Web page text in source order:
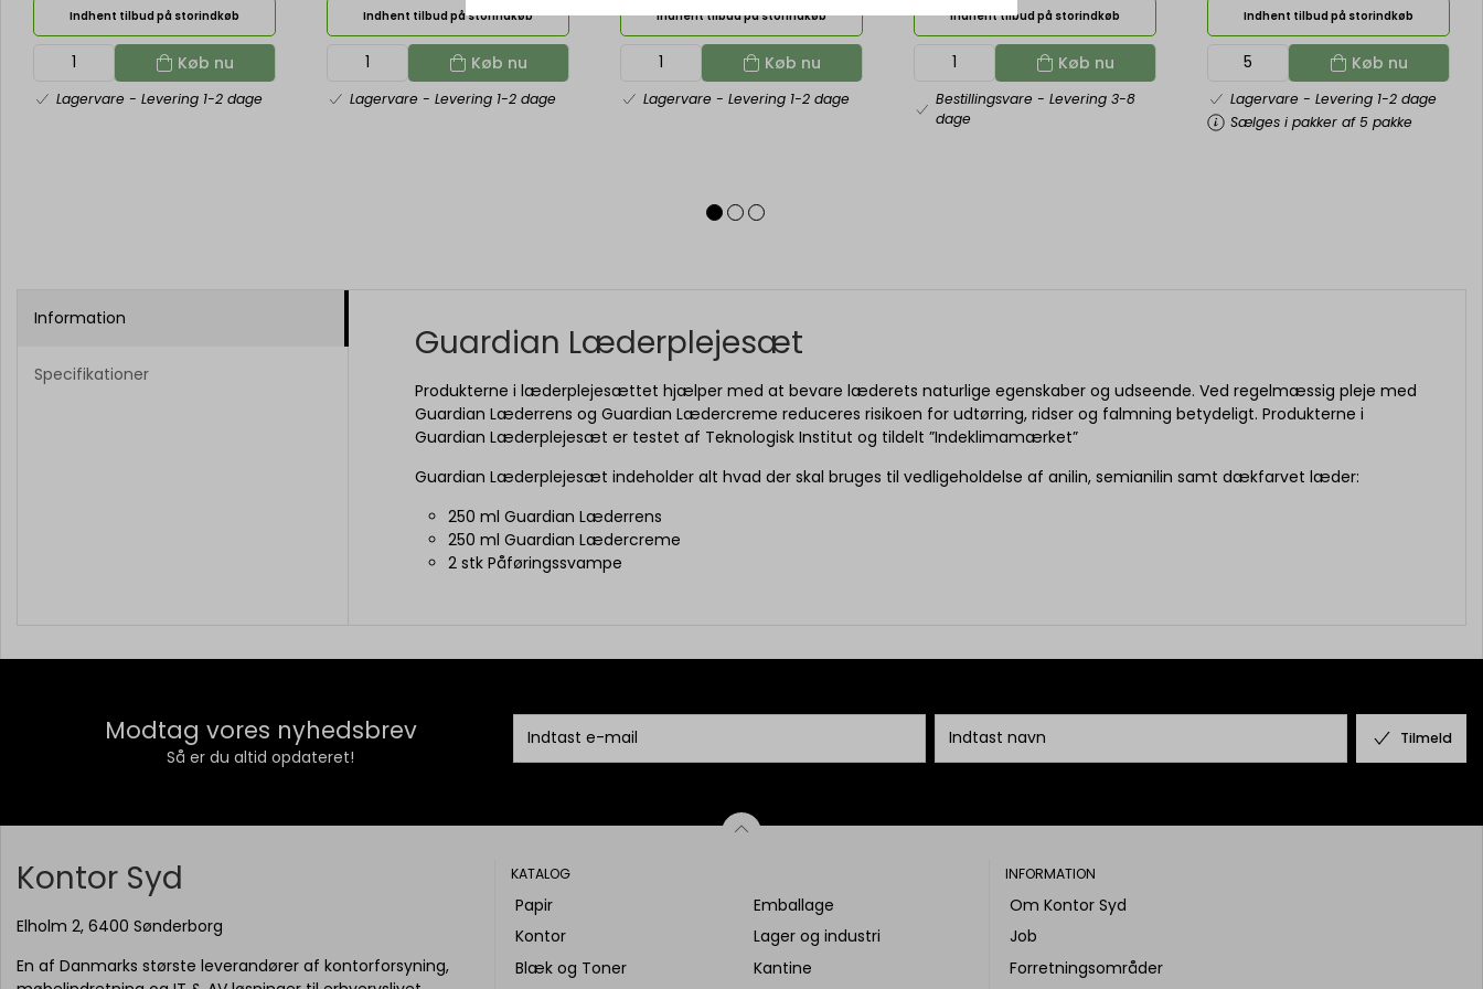
Indhent tilbud på storindkøb
Køb nu
Lagervare - Levering 1-2 dage
Indhent tilbud på storindkøb
Køb nu
Lagervare - Levering 1-2 dage
Indhent tilbud på storindkøb
Køb nu
Lagervare - Levering 1-2 dage
Indhent tilbud på storindkøb
Køb nu
Bestillingsvare- Levering 3-8
dage
Indhent tilbud på storindkøb
Køb nu
Lagervare - Levering 1-2 dage
Sælges i pakker af 5 pakke
Information
Specifikationer
Guardian Læderplejesæt
Produkterne i læderplejesættet hjælper med at bevare læderets naturlige egenskaber og udseende. Ved regelmæssig pleje med
Guardian Læderrens og Guardian Lædercreme reduceres risikoen for udtørring, ridser og falmning betydeligt. Produkterne i
Guardian Læderplejesæt er testet af Teknologisk Institut og tildelt ”Indeklimamærket”
Guardian Læderplejesæt indeholder alt hvad der skal bruges til vedligeholdelse af anilin, semianilin samt dækfarvet læder:
250 ml Guardian Læderrens
250 ml Guardian Lædercreme
2 stk Påføringssvampe
Modtag vores nyhedsbrev
Så er du altid opdateret!
Tilmeld
Kontor Syd
Elholm 2, 6400 Sønderborg
En af Danmarks største leverandører af kontorforsyning,
KATALOG
Papir
Kontor
Blæk og Toner
Emballage
Lager og industri
Kantine
INFORMATION
Om Kontor Syd
Job
Forretningsområder